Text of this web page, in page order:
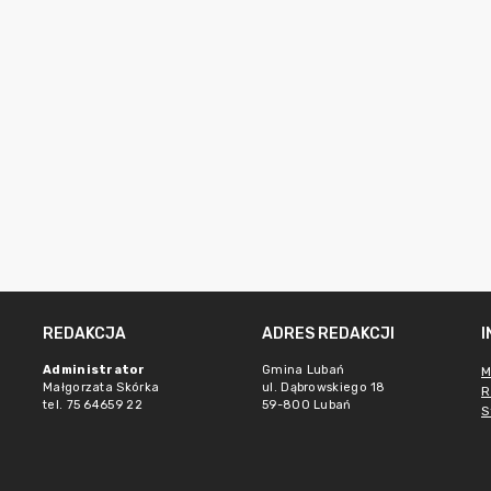
REDAKCJA
Administrator
Małgorzata Skórka
tel. 75 64659 22
ADRES REDAKCJI
Gmina Lubań
ul. Dąbrowskiego 18
59-800 Lubań